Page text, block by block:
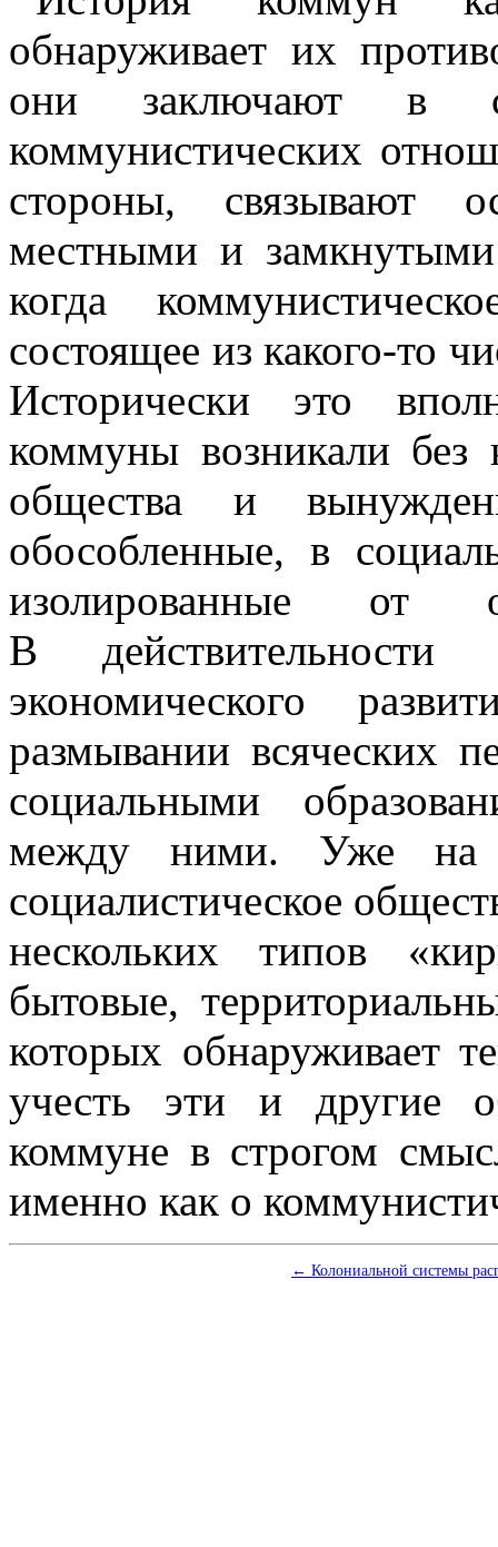
обнаруживает их
они заключают в
коммунистических
стороны, связывают
местными и
когда
состоящее из какого-то
Исторически это
коммуны возникали без
общества и
обособленные, в
изолированные от
В
экономического
размывании всяческих
социальными
между ними. Уже на
социалистическое
нескольких типов
бытовые,
которых обнаруживает
учесть эти и другие
коммуне в строгом
именно как о
← Колониальной системы